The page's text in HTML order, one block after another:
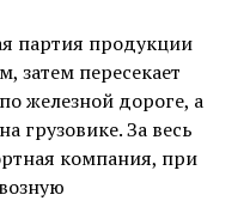
партия продукции
затем пересекает
железной дороге, а
грузовике. За весь
компания, при